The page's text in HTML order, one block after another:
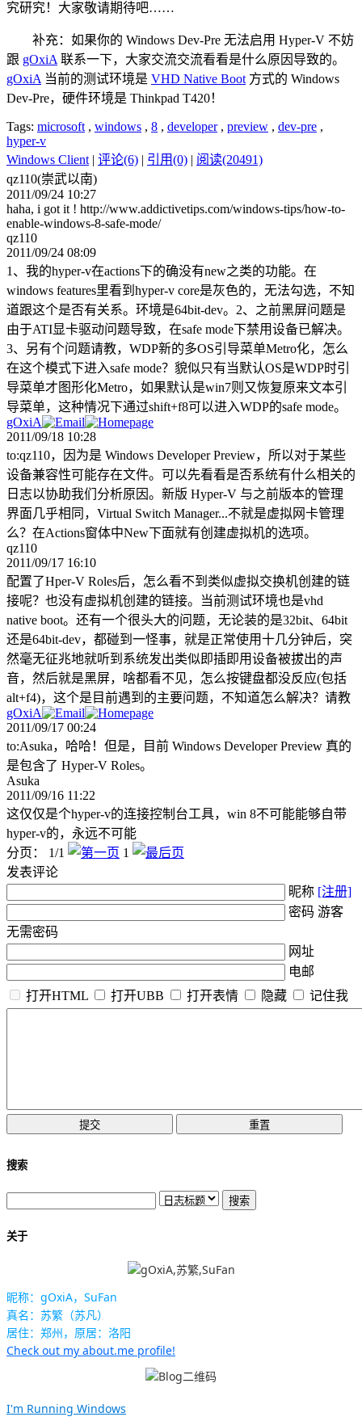
究研究！大家敬请期待吧……
补充：如果你的 Windows Dev-Pre 无法启用 Hyper-V 不妨
跟 gOxiA联系一下，大家交流交流看看是什么原因导致的。
gOxiA当前的测试环境是 VHD Native Boot方式的 Windows
Dev-Pre，硬件环境是 Thinkpad T420！
Tags: microsoft, windows , 8 , developer, preview , dev-pre ,
hyper-v
Windows Client| 评论(6) | 引用(0) | 阅读(20491)
qz110(崇武以南)
2011/09/24 10:27
haha, i got it ! http://www.addictivetips.com/windows-tips/how-to-
enable-windows-8-safe-mode/
qz110
2011/09/24 08:09
1、我的hyper-v在actions下的确没有new之类的功能。在
windows features里看到hyper-v core是灰色的，无法勾选，不知
道跟这个是否有关系。环境是64bit-dev。2、之前黑屏问题是
由于ATI显卡驱动问题导致，在safe mode下禁用设备已解决。
3、另有个问题请教，WDP新的多OS引导菜单Metro化，怎么
在这个模式下进入safe mode？貌似只有当默认OS是WDP时引
导菜单才图形化Metro，如果默认是win7则又恢复原来文本引
导菜单，这种情况下通过shift+f8可以进入WDP的safe mode。
gOxiA
2011/09/18 10:28
to:qz110，因为是 Windows Developer Preview，所以对于某些
设备兼容性可能存在文件。可以先看看是否系统有什么相关的
日志以协助我们分析原因。新版 Hyper-V 与之前版本的管理
界面几乎相同，Virtual Switch Manager...不就是虚拟网卡管理
么？在Actions窗体中New下面就有创建虚拟机的选项。
qz110
2011/09/17 16:10
配置了Hper-V Roles后，怎么看不到类似虚拟交换机创建的链
接呢？也没有虚拟机创建的链接。当前测试环境也是vhd
native boot。还有一个很头大的问题，无论装的是32bit、64bit
还是64bit-dev，都碰到一怪事，就是正常使用十几分钟后，突
然毫无征兆地就听到系统发出类似即插即用设备被拔出的声
音，然后就是黑屏，啥都看不见，怎么按键盘都没反应(包括
alt+f4)，这个是目前遇到的主要问题，不知道怎么解决？请教
gOxiA
2011/09/17 00:24
to:Asuka，哈哈！但是，目前 Windows Developer Preview 真的
是包含了 Hyper-V Roles。
Asuka
2011/09/16 11:22
这仅仅是个hyper-v的连接控制台工具，win 8不可能能够自带
hyper-v的，永远不可能
分页： 1/1
1
发表评论
昵称 [注册]
密码 游客
无需密码
网址
电邮
打开HTML
打开UBB 打开表情 隐藏 记住我
搜索
关于
昵称：gOxiA，SuFan
真名：苏繁（苏凡）
居住：郑州，原居：洛阳
Check out my about.me profile!
I'm Running Windows